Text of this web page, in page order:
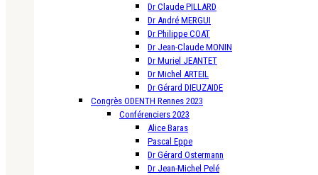
Dr Claude PILLARD
Dr André MERGUI
Dr Philippe COAT
Dr Jean-Claude MONIN
Dr Muriel JEANTET
Dr Michel ARTEIL
Dr Gérard DIEUZAIDE
Congrès ODENTH Rennes 2023
Conférenciers 2023
Alice Baras
Pascal Eppe
Dr Gérard Ostermann
Dr Jean-Michel Pelé